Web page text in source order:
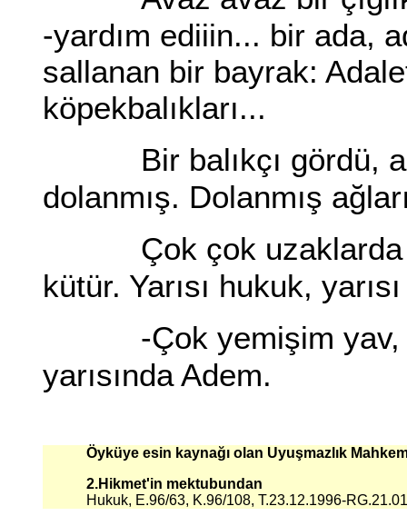
-yardım ediiin... bir ada,
sallanan bir bayrak:
köpekbalıkları...
Bir balıkçı gördü,
dolanmış. Dolanmış
Çok çok
kütür. Yarısı hukuk,
-Çok yemişim
yarısında Adem.
Öyküye esin kaynağı olan Uyuşmazlık
2.Hikmet'in mektubundan
Hukuk, E.96/63, K.96/108, T.23.12.1996-